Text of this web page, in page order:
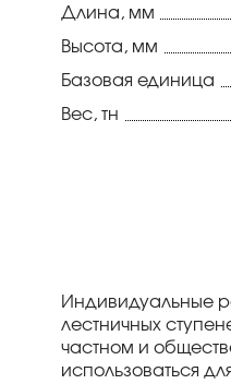
Длина, мм
Высота, мм
Базовая единица
Вес, тн
Индивидуальные
лестничных
частном и
использоваться